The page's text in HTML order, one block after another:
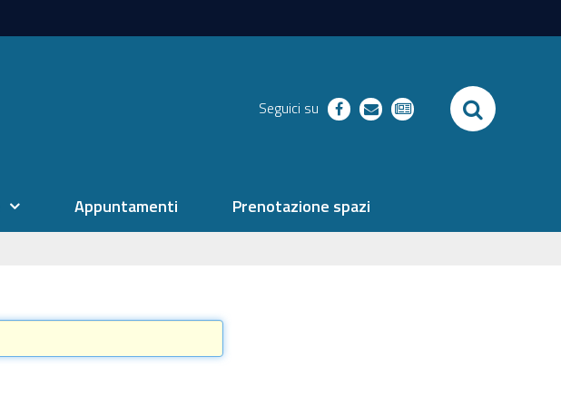
Seguici su facebookrichiestenewsletter SEARCH
Appuntamenti Prenotazione spazi